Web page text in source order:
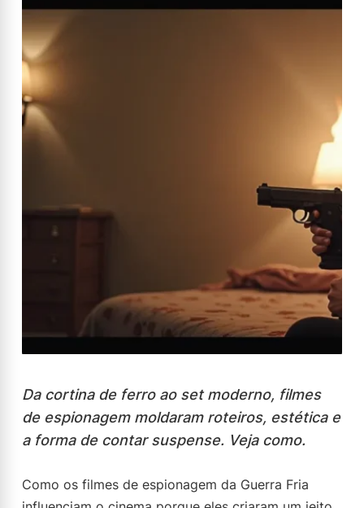
Da cortina de ferro ao set moderno, filmes
de espionagem moldaram roteiros, estética e
a forma de contar suspense. Veja como.
Como os filmes de espionagem da Guerra Fria